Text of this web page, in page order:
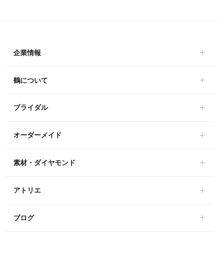
企業情報
鶴について
ブライダル
オーダーメイド
素材・ダイヤモンド
アトリエ
ブログ